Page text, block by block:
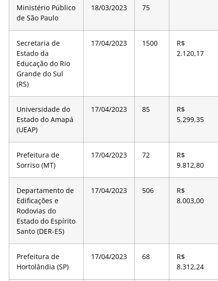
Ministério Público
de São Paulo
18/03/2023 75
Secretaria de
Estado da
Educação do Rio
Grande do Sul
(RS)
17/04/2023 1500
R$
2.120,17
Universidade do
Estado do Amapá
(UEAP)
17/04/2023 85
R$
5.299,35
Prefeitura de
Sorriso (MT)
17/04/2023 72
R$
9.812,80
Departamento de
Edificações e
Rodovias do
Estado do Espírito
Santo (DER-ES)
17/04/2023 506
R$
8.003,00
Prefeitura de
Hortolândia (SP)
17/04/2023 68
R$
8.312,24